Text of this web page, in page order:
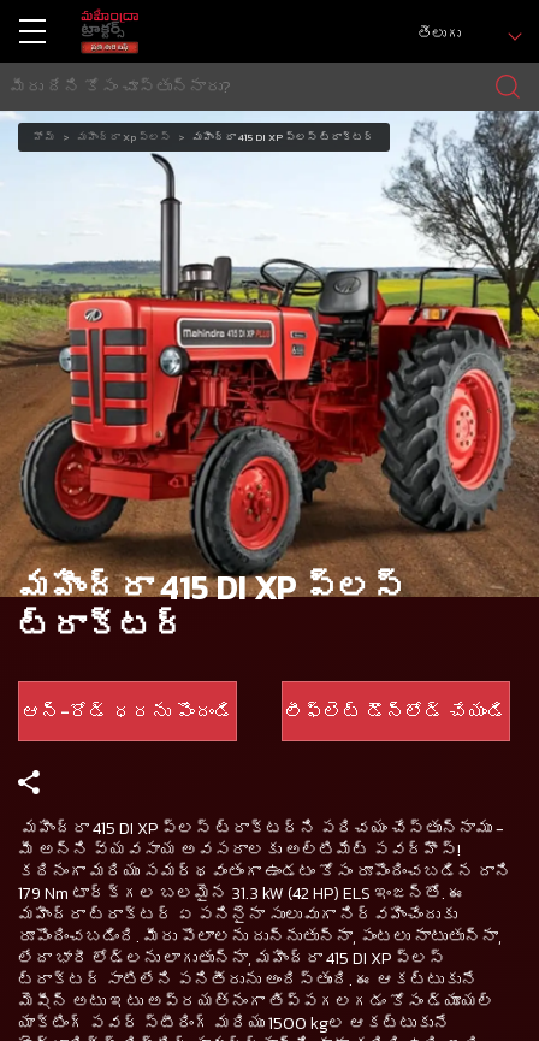
తెలుగు
హోమ్ మహీంద్రా Xp ప్లస్ మహీంద్రా 415 DI XP ప్లస్ ట్రాక్టర్
మహీంద్రా 415 DI XP ప్లస్
ట్రాక్టర్
ఆన్-రోడ్ ధరను పొందండి లీఫ్లెట్ డౌన్‌లోడ్ చేయండి
మహీంద్రా 415 DI XP ప్లస్ ట్రాక్టర్‌ని పరిచయం చేస్తున్నాము -
మీ అన్ని వ్యవసాయ అవసరాలకు అల్టిమేట్ పవర్‌హౌస్!
కఠినంగా మరియు సమర్థవంతంగా ఉండటం కోసం రూపొందించబడిన దాని
179 Nm టార్క్‌గల బలమైన 31.3 kW (42 HP) ELS ఇంజన్తో. ఈ
మహీంద్రా ట్రాక్టర్ ఏ పనినైనా సులువుగా నిర్వహించేందుకు
రూపొందించబడింది. మీరు పొలాలను దున్నుతున్నా, పంటలు నాటుతున్నా,
లేదా భారీ లోడ్‌లను లాగుతున్నా, మహీంద్రా 415 DI XP ప్లస్
ట్రాక్టర్ సాటిలేని పనితీరును అందిస్తుంది. ఈ ఆకట్టుకునే
మెషీన్ అటు ఇటు అప్రయత్నంగా తిప్పగలగడం కోసం డ్యూయల్
యాక్టింగ్ పవర్ స్టీరింగ్ మరియు 1500 kgల ఆకట్టుకునే